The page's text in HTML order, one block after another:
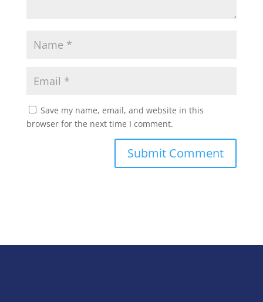
Save my name, email, and website in this
browser for the next time I comment.